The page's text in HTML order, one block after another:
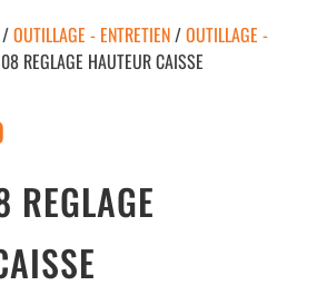
/OUTILLAGE - ENTRETIEN/OUTILLAGE -
REGLAGE HAUTEUR CAISSE
REGLAGE